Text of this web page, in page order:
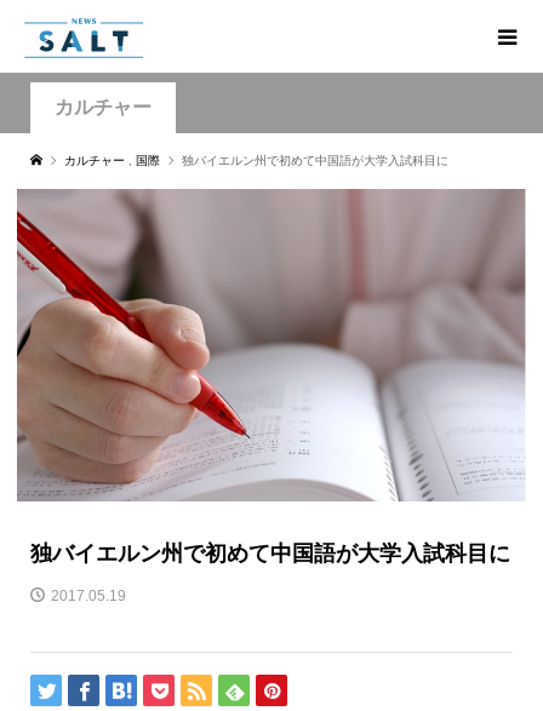
カルチャー
カルチャー 国際 独バイエルン州で初めて中国語が大学入試科目に
独バイエルン州で初めて中国語が大学入試科目に
2017.05.19